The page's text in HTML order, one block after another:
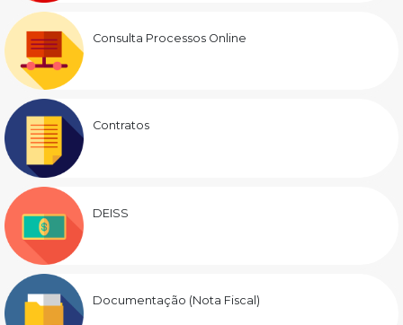
Consulta Processos Online
Contratos
DEISS
Documentação (Nota Fiscal)